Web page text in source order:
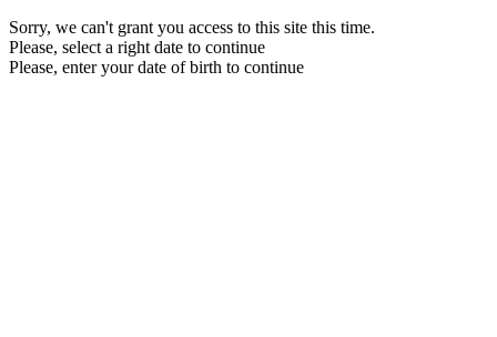
Sorry, we can't grant you access to this site this time.
Please, select a right date to continue
Please, enter your date of birth to continue